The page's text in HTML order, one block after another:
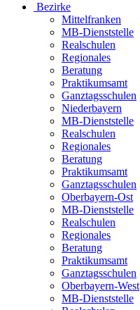
Bezirke
Mittelfranken
MB-Dienststelle
Realschulen
Regionales
Beratung
Praktikumsamt
Ganztagsschulen
Niederbayern
MB-Dienststelle
Realschulen
Regionales
Beratung
Praktikumsamt
Ganztagsschulen
Oberbayern-Ost
MB-Dienststelle
Realschulen
Regionales
Beratung
Praktikumsamt
Ganztagsschulen
Oberbayern-West
MB-Dienststelle